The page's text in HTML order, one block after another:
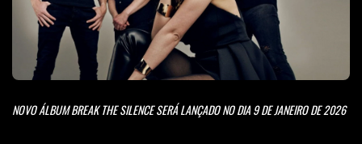
NOVO ÁLBUM BREAK THE SILENCE SERÁ LANÇADO NO DIA 9 DE JANEIRO DE 2026